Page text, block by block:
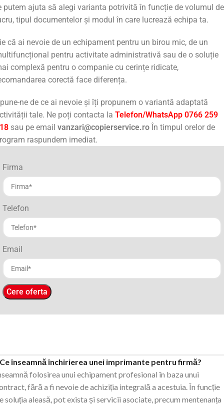
putem ajuta să alegi varianta potrivită în funcție de volumul de
tipul documentelor și modul în care lucrează echipa ta.
că ai nevoie de un echipament pentru un birou mic, de un
pentru activitate administrativă sau de o soluție
complexă pentru o companie cu cerințe ridicate,
corectă face diferența.
ne de ce ai nevoie și îți propunem o variantă adaptată
tale. Ne poți contacta la Telefon/WhatsApp 0766 259
sau pe email vanzari@copierservice.ro În timpul orelor de
raspundem imediat.
Firma
Telefon
Email
Cere oferta
Ce înseamnă închirierea unei imprimante pentru firmă?
folosirea unui echipamentprofesional în baza unui
fără a fi nevoiedeachiziția integrală a acestuia. În funcție
soluția aleasă, potexista și servicii asociate, precum mentenanța